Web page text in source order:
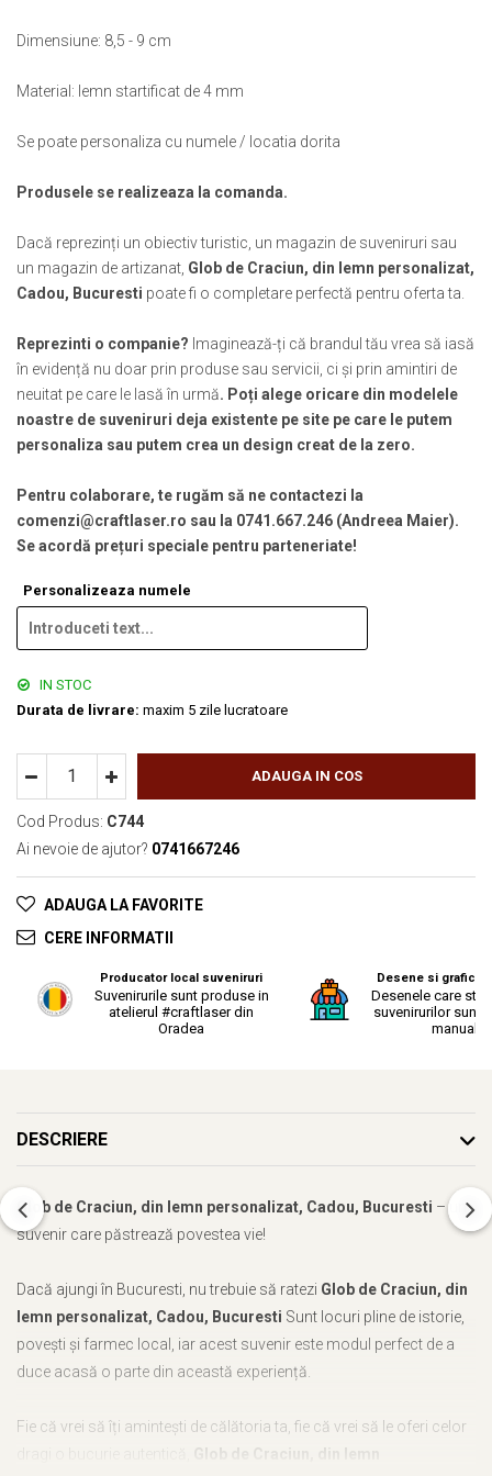
Muzeul Unirii Iasi
Brasov
Colonada Imperiala, Buzias
Maramures
Oradea
Sibiu
Palate si Curti Domnesti
Curtea Domneasca, Targoviste
Palatul Alexandru Ioan Cuza,
Ruginoasa
Suport pahare suvenir din lemn
Tablou suvenir
Tablouri acuarela
Tablouri metalice
Colectia "Visit Romania"
Colectia medievala
Dimensiune: 8,5 - 9 cm
Material: lemn startificat de 4 mm
Se poate personaliza cu numele / locatia dorita
Produsele se realizeaza la comanda.
Dacă reprezinți un obiectiv turistic, un magazin de suveniruri sau
un magazin de artizanat, Glob de Craciun, din lemn personalizat,
Cadou, Bucuresti poate fi o completare perfectă pentru oferta ta.
Reprezinti o companie? Imaginează-ți că brandul tău vrea să iasă
în evidență nu doar prin produse sau servicii, ci și prin amintiri de
neuitat pe care le lasă în urmă. Poți alege oricare din modelele
noastre de suveniruri deja existente pe site pe care le putem
personaliza sau putem crea un design creat de la zero.
Pentru colaborare, te rugăm să ne contactezi la
comenzi@craftlaser.ro sau la 0741.667.246 (Andreea Maier).
Se acordă prețuri speciale pentru parteneriate!
Personalizeaza numele
IN STOC
Durata de livrare: maxim 5 zile lucratoare
ADAUGA IN COS
Cod Produs: C744
Ai nevoie de ajutor? 0741667246
ADAUGA LA FAVORITE
CERE INFORMATII
Producator local suveniruri
Suvenirurile sunt produse in
atelierul #craftlaser din
Oradea
Desene si grafica
Desenele care
suvenirurilor sunt
manual.
DESCRIERE
Glob de Craciun, din lemn personalizat, Cadou, Bucuresti – un
suvenir care păstrează povestea vie!
Dacă ajungi în Bucuresti, nu trebuie să ratezi Glob de Craciun, din
lemn personalizat, Cadou, Bucuresti Sunt locuri pline de istorie,
povești și farmec local, iar acest suvenir este modul perfect de a
duce acasă o parte din această experiență.
Fie că vrei să îți amintești de călătoria ta, fie că vrei să le oferi celor
Glob de Craciun, din lemn